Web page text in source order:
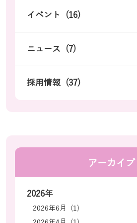
イベント (16)
ニュース (7)
採用情報 (37)
アーカイブ
2026年
2026年6月 (1)